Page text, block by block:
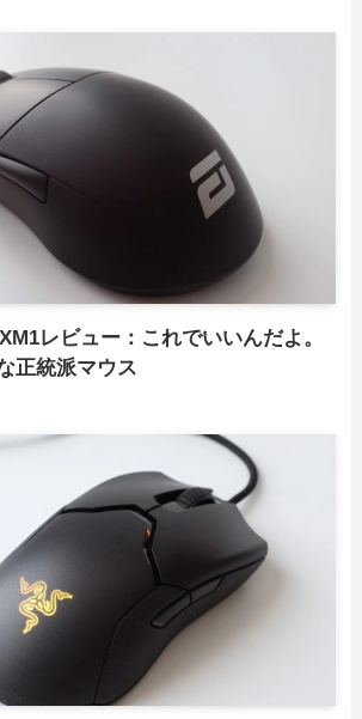
レビュー：これでいいんだよ。
正統派マウス